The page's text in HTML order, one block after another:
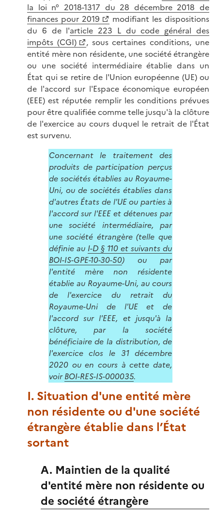
la loi n° 2018-1317 du 28 décembre 2018 de
finances pour 2019
modifiant les dispositions
du 6 de l'article 223 L du code général des
impôts (CGI)
, sous certaines conditions, une
entité mère non résidente, une société étrangère
ou une société intermédiaire établie dans un
État qui se retire de l'Union européenne (UE) ou
de l'accord sur l'Espace économique européen
(EEE) est réputée remplir les conditions prévues
pour être qualifiée comme telle jusqu'à la clôture
de l'exercice au cours duquel le retrait de l'État
est survenu.
Concernant le traitement des
produits de participation perçus
de sociétés établies au Royaume-
Uni, ou de sociétés établies dans
d'autres États de l'UE ou parties à
l'accord sur l'EEE et détenues par
une société intermédiaire, par
une société étrangère (telle que
définie au I-D § 110 et suivants du
BOI-IS-GPE-10-30-50) ou par
l'entité mère non résidente
établie au Royaume-Uni, au cours
de l'exercice du retrait du
Royaume-Uni de l'UE et de
l'accord sur l'EEE, et jusqu'à la
clôture, par la société
bénéficiaire de la distribution, de
l'exercice clos le 31 décembre
2020 ou en cours à cette date,
voirBOI-RES-IS-000035.
I. Situation d'une entité mère
non résidente ou d'une société
étrangère établie dans l’État
sortant
A. Maintien de la qualité
d'entité mère non résidente ou
de société étrangère